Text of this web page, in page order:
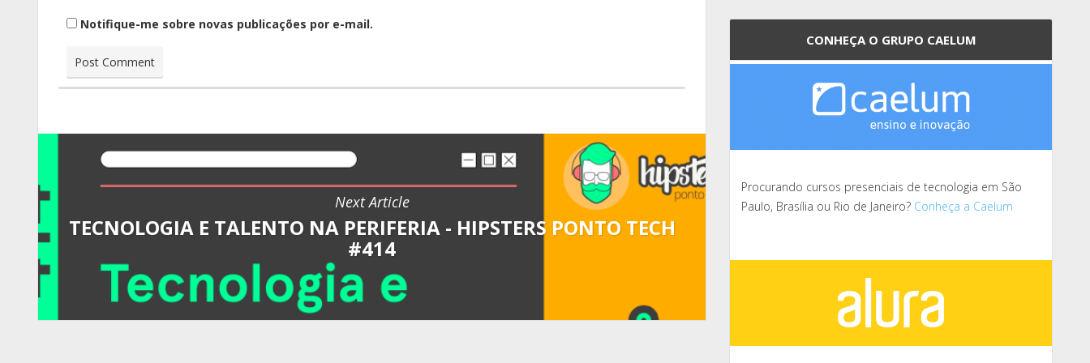
Notifique-me sobre novas publicações por e-mail.
Next Article
TECNOLOGIA E TALENTO NA PERIFERIA - HIPSTERS PONTO TECH
#414
CONHEÇA O GRUPO CAELUM
Procurando cursos presenciais de tecnologia em São
Paulo, Brasília ou Rio de Janeiro? Conheça a Caelum